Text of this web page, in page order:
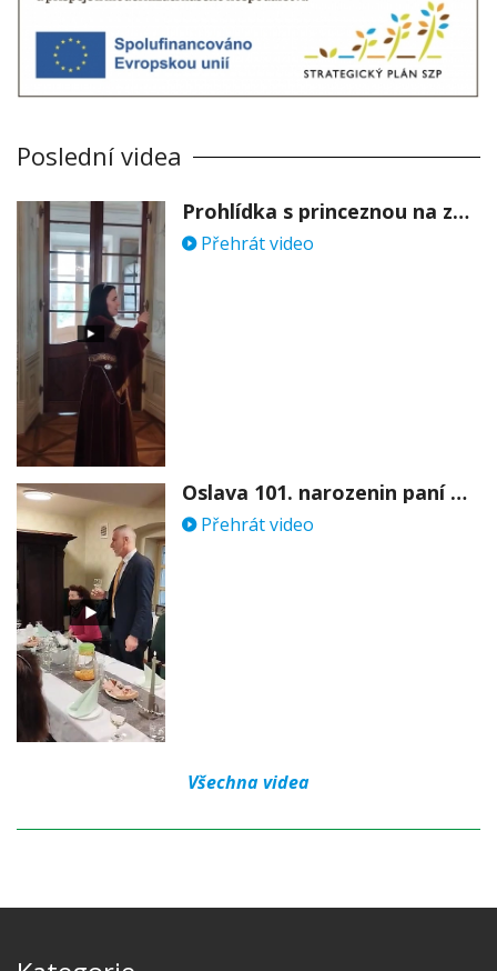
Poslední videa
Prohlídka s princeznou na zámku Stekník
Přehrát video
Oslava 101. narozenin paní Věry Skořepové
Přehrát video
Všechna videa